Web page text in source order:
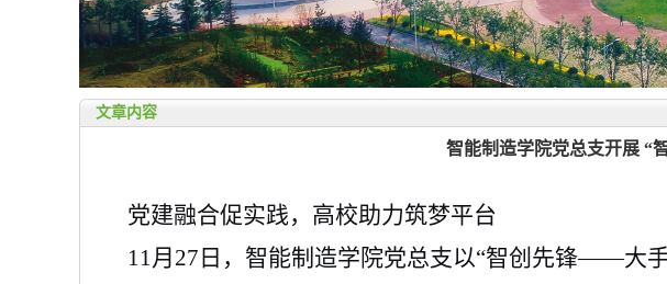
文章内容
智能制造学院党总支开展 “
党建融合促实践，高校助力筑梦平台
11月27日 ，智能制造学院党总支以“智创先锋——大手